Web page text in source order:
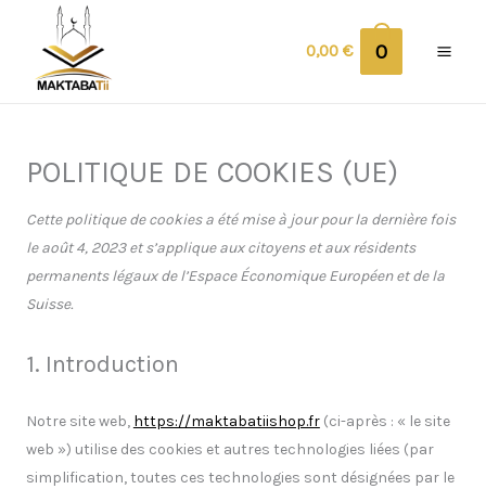
contenu
0,00€ 0
POLITIQUE DE COOKIES (UE)
Cette politique de cookies a été mise à jour pour la dernière fois
le août 4, 2023 et s’applique aux citoyens et aux résidents
permanents légaux de l’Espace Économique Européen et de la
Suisse.
1. Introduction
Notre site web, https://maktabatiishop.fr(ci-après : « le site
web ») utilise des cookies et autres technologies liées (par
simplification, toutes ces technologies sont désignées par le
to
wistia
to
tinymce
to
google-
ads-
optimization
to
elementor
to
google-
various-
services
to
php
to
to
stripe
to
automattic
to
wordpress
to
burst-
statistics
to
mailpoet
to
complianz
to
wordfence
to
google-
fonts
to
google-
recaptcha
to
google-
maps
to
facebook
to
divers